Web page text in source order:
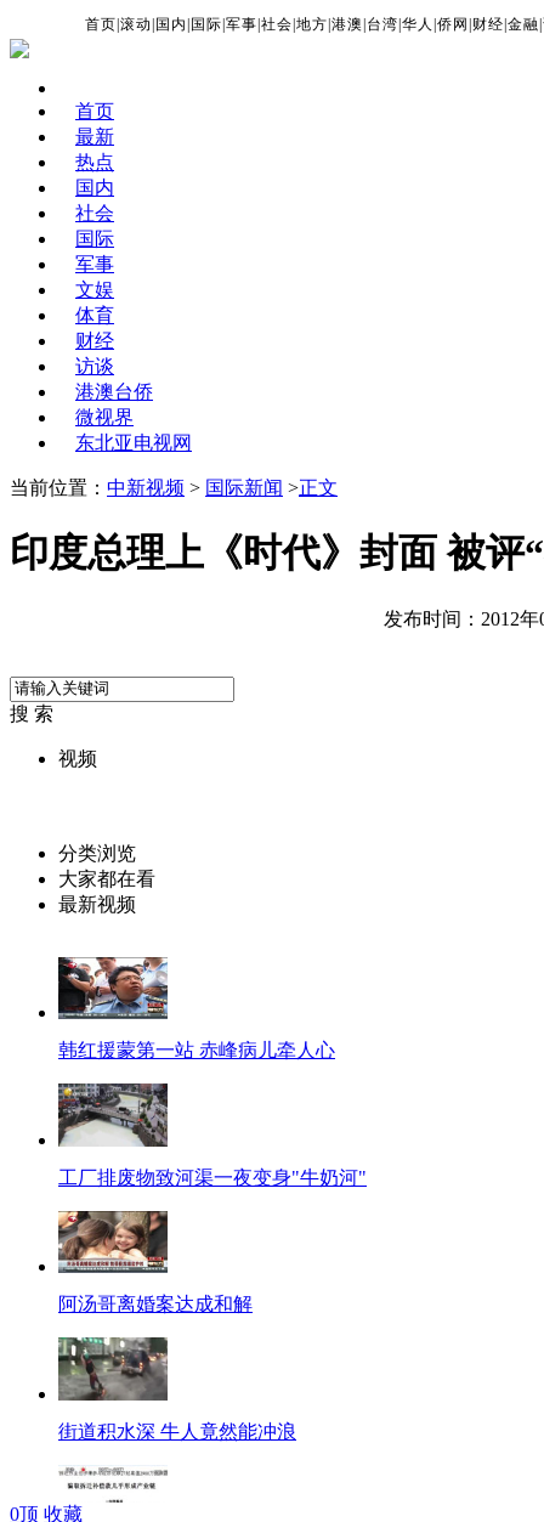
首页 |滚动 国内 国际 |军事 |社会 |地方 |港澳 台湾 |华人 |侨网 财经 |金融 |
首页
最新
热点
国内
社会
国际
军事
文娱
体育
财经
访谈
港澳台侨
微视界
东北亚电视网
当前位置： 中新视频 > 国际新闻 >正文
印度总理上《时代》封面 被评
发布时间：2012年
搜 索
视频
分类浏览
大家都在看
最新视频
韩红援蒙第一站 赤峰病儿牵人心
工厂排废物致河渠一夜变身"牛奶河"
阿汤哥离婚案达成和解
街道积水深 牛人竟然能冲浪
0顶 收藏